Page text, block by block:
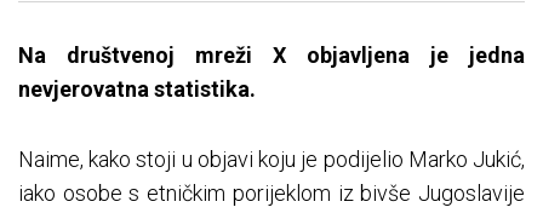
Na društvenoj mreži X objavljena je jedna
nevjerovatna statistika.
Naime, kako stoji u objavi koju je podijelio Marko Jukić,
iako osobe s etničkim porijeklom iz bivše Jugoslavije